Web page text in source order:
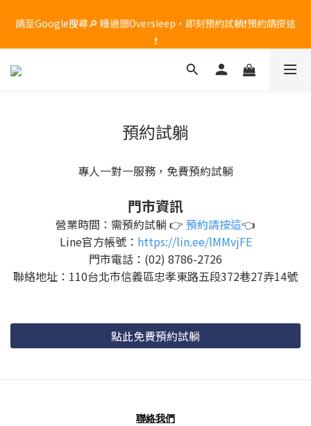
🔥 席夢思黑標頂級記憶枕限時優惠！原價 $8,800，現在享 85 折，
只到 7/31，現貨數量有限，售完為止！
請至Google搜尋🔎 睡過頭Oversleep，即刻預約試躺❗預約請按這
❗
🔥 席夢思黑標頂級記憶枕限時優惠！原價 $8,800，現在享 85 折，
預約試躺
專人一對一服務，免費預約試躺
門市資訊
營業時間：需預約試躺 👉 預約請按這👈
Line官方帳號： https://lin.ee/lMMvjFE
門市電話：(02) 8786-2726
聯絡地址：110台北市信義區忠孝東路五段372巷27弄14號
點此免費預約試躺
聯絡我們